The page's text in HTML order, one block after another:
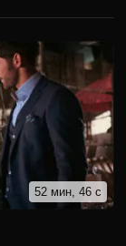
52 мин, 46 с